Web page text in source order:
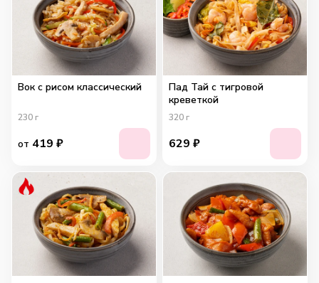
Вок с рисом классический
230 г
от 419 ₽
Пад Тай с тигровой
креветкой
320 г
629 ₽